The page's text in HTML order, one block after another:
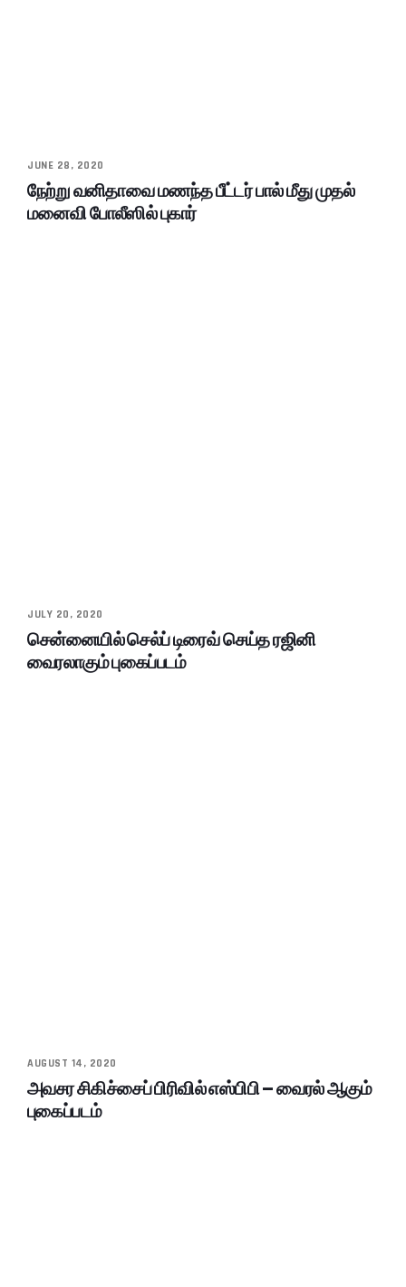
JUNE 28, 2020
நேற்று வனிதாவை மணந்த பீட்டர் பால் மீது முதல்
மனைவி போலீஸில் புகார்
JULY 20, 2020
சென்னையில் செல்ப் டிரைவ் செய்த ரஜினி
வைரலாகும் புகைப்படம்
AUGUST 14, 2020
அவசர சிகிச்சைப் பிரிவில் எஸ்பிபி – வைரல் ஆகும்
புகைப்படம்